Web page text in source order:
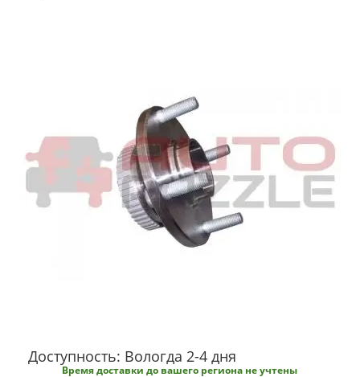
Доступность: Вологда 2-4 дня
Время доставки до вашего региона не учтены